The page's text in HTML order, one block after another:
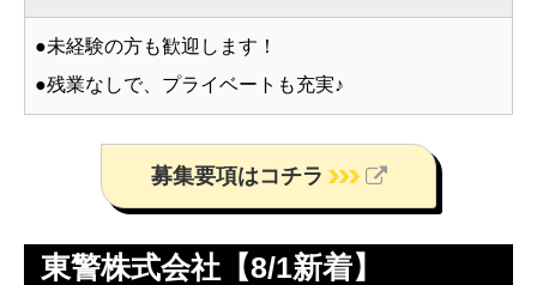
●未経験の方も歓迎します！
●残業なしで、プライベートも充実♪
募集要項はコチラ
東警株式会社【8/1新着】